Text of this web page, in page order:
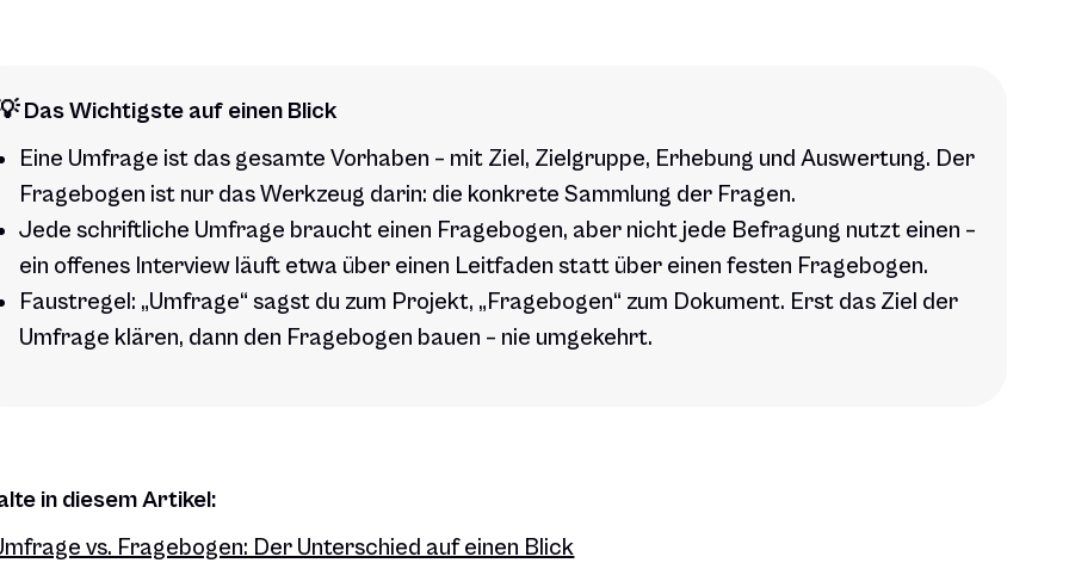
Das Wichtigste auf einen Blick
Eine Umfrage ist das gesamte Vorhaben – mit Ziel, Zielgruppe, Erhebung und Auswertung. Der
Fragebogen ist nur das Werkzeug darin: die konkrete Sammlung der Fragen.
Jede schriftliche Umfrage braucht einen Fragebogen, aber nicht jede Befragung nutzt einen –
ein offenes Interview läuft etwa über einen Leitfaden statt über einen festen Fragebogen.
Faustregel: „Umfrage“ sagst du zum Projekt, „Fragebogen“ zum Dokument. Erst das Ziel der
Umfrage klären, dann den Fragebogen bauen – nie umgekehrt.
in diesem Artikel:
vs. Fragebogen: Der Unterschied auf einen Blick